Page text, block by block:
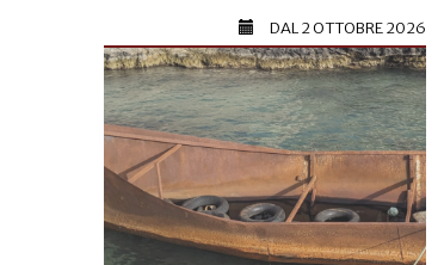
DAL2 OTTOBRE 2026